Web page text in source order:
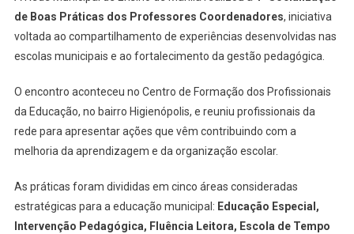
de Boas Práticas dos Professores Coordenadores, iniciativa
voltada ao compartilhamento de experiências desenvolvidas nas
escolas municipais e ao fortalecimento da gestão pedagógica.
O encontro aconteceu no Centro de Formação dos Profissionais
da Educação, no bairro Higienópolis, e reuniu profissionais da
rede para apresentar ações que vêm contribuindo com a
melhoria da aprendizagem e da organização escolar.
As práticas foram divididas em cinco áreas consideradas
estratégicas para a educação municipal: Educação Especial,
Intervenção Pedagógica, Fluência Leitora, Escola de Tempo